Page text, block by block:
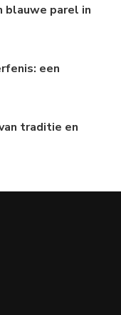
blauwe parel in
een
traditie en